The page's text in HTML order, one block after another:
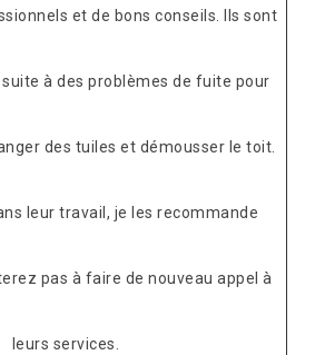
et de bons conseils. Ils sont
à des problèmes de fuite pour
des tuiles et démousser le toit.
leur travail, je les recommande
pas à faire de nouveau appel à
leurs services.